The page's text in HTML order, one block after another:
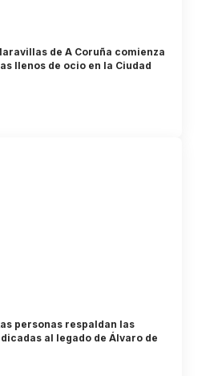
de A Coruña comienza
llenos de ocio en la Ciudad
personas respaldan las
al legado de Álvaro de